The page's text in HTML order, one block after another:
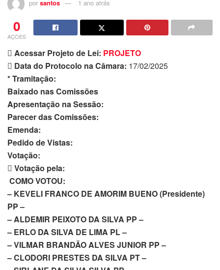
por santos 1 ano atrás
0
AÇÕES
 Acessar Projeto de Lei: PROJETO
 Data do Protocolo na Câmara: 17/02/2025
* Tramitação:
Baixado nas Comissões
Apresentação na Sessão:
Parecer das Comissões:
Emenda:
Pedido de Vistas:
Votação:
 Votação pela:
COMO VOTOU:
– KEVELI FRANCO DE AMORIM BUENO (Presidente)
PP –
– ALDEMIR PEIXOTO DA SILVA PP –
– ERLO DA SILVA DE LIMA PL –
– VILMAR BRANDÃO ALVES JUNIOR PP –
– CLODORI PRESTES DA SILVA PT –